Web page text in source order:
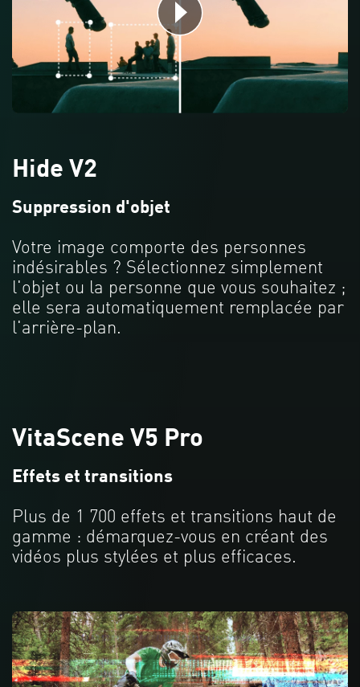
Hide V2
Suppression d'objet
Votre image comporte des personnes
indésirables ? Sélectionnez simplement
l'objet ou la personne que vous souhaitez ;
elle sera automatiquement remplacée par
l'arrière-plan.
VitaScene V5 Pro
Effets et transitions
Plus de 1 700 effets et transitions haut de
gamme : démarquez-vous en créant des
vidéos plus stylées et plus efficaces.